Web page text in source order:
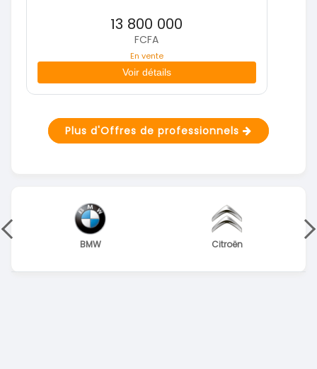
13 800 000
FCFA
En vente
Voir détails
Plus d'Offres de professionnels
BMW Citroën